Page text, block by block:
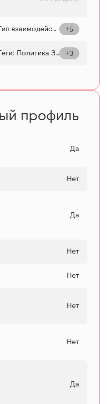
Тип взаимодействия: Судебные споры Основание взаимодействия: А40-51054/2013 Оквэд: 63.1 Вид деятельности: ТРАНСПОРТНАЯ ОБРАБОТКА ГРУЗОВ И ХРАНЕНИЕ ИНН: 7838374818 Название: ООО "ПРОМТЕХНОЛОГИИ" ОГРН: 1077847021262 Статус: Ликвидирована Адрес регистрации: 199106, ГОРОД САНКТ-ПЕТЕРБУРГ, ЛН. 26-Я В.О., Д.15, К.2; ЛИТЕР А, ПОМЕЩЕНИЕ 78Н дата регистрации: 16-02-2007 +5
Теги: Политика Заголовок: «Артек» оштрафовали Ссылка: http://sovch.chuvashia.com/?p=195840 Автор статьи: Газета "Советская Чувашия" Описание: Обходить закон — вдвойне дороже Исполнение законодательства о противодействии коррупции в сфере государственных и муниципальных закупок... Дата публикации: 25-05-2018 +3
профиль
Да
Нет
Да
Нет
Нет
Нет
Нет
Да